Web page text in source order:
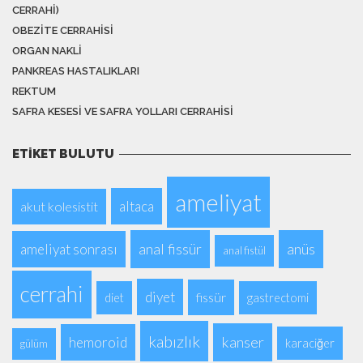
CERRAHI)
OBEZITE CERRAHISI
ORGAN NAKLI
PANKREAS HASTALIKLARI
REKTUM
SAFRA KESESI VE SAFRA YOLLARI CERRAHISI
ETIKET BULUTU
akut kolesistit altaca ameliyat
ameliyat sonrası anal fissür anal fistül anüs
cerrahi diet diyet fissür gastrectomi
gülüm hemoroid kabızlık kanser karaciğer